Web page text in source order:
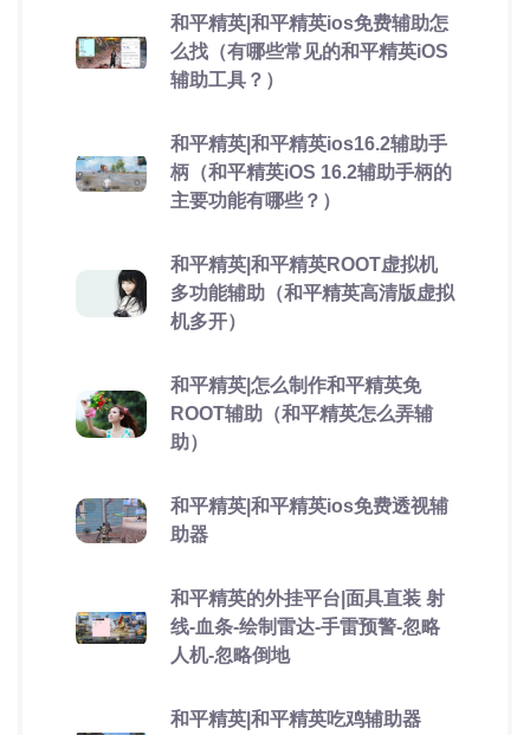
和平精英|和平精英ios免费辅助怎
么找（有哪些常见的和平精英iOS
辅助工具？）
和平精英|和平精英ios16.2辅助手
柄（和平精英iOS 16.2辅助手柄的
主要功能有哪些？）
和平精英|和平精英ROOT虚拟机
多功能辅助（和平精英高清版虚拟
机多开）
和平精英|怎么制作和平精英免
ROOT辅助（和平精英怎么弄辅
助）
和平精英|和平精英ios免费透视辅
助器
和平精英的外挂平台|面具直装 射
线-血条-绘制雷达-手雷预警-忽略
人机-忽略倒地
和平精英|和平精英吃鸡辅助器